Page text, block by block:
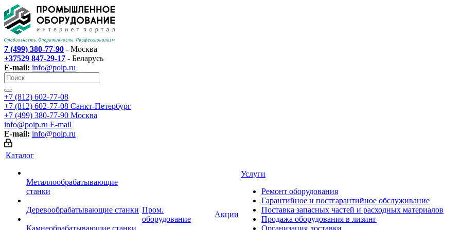
7 (499) 380-77-90 - Москва
+37529 847-29-17 - Беларусь
E-mail: info@poip.ru
+7 (812) 602-77-08
+7 (812) 602-77-08 Санкт-Петербург
+7 (499) 380-77-90 Москва
info@poip.ru E-mail
E-mail: info@poip.ru
Каталог
Металлообрабатывающие
станки
Деревообрабатывающие станки
Камнеобрабатывающие станки
Пром.
оборудование
Акции
Услуги
Ремонт оборудования
Гарантийное и постгарантийное обслуживание
Поставка запасных частей и расходных материалов
Продажа оборудования в лизинг
Организация доставки